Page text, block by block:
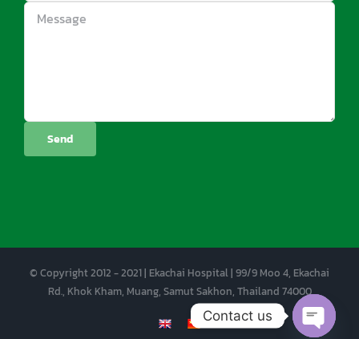
© Copyright 2012 - 2021 | Ekachai Hospital | 99/9 Moo 4, Ekachai
Rd., Khok Kham, Muang, Samut Sakhon, Thailand 74000
EN CNContact us